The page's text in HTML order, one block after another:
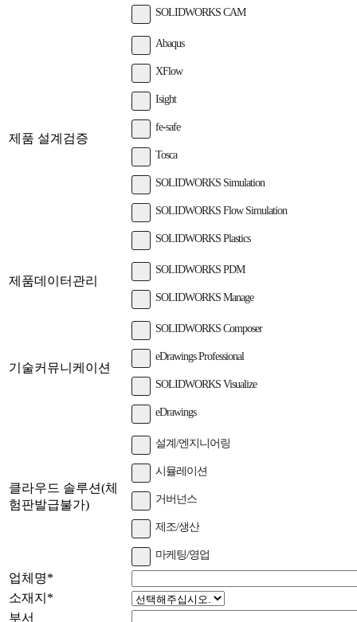
SOLIDWORKS CAM
제품 설계검증
Abaqus
XFlow
Isight
fe-safe
Tosca
SOLIDWORKS Simulation
SOLIDWORKS Flow Simulation
SOLIDWORKS Plastics
제품데이터관리
SOLIDWORKS PDM
SOLIDWORKS Manage
기술커뮤니케이션
SOLIDWORKS Composer
eDrawings Professional
SOLIDWORKS Visualize
eDrawings
클라우드 솔루션(체
험판발급불가)
설계/엔지니어링
시뮬레이션
거버넌스
제조/생산
마케팅/영업
업체명*
소재지 *
부서